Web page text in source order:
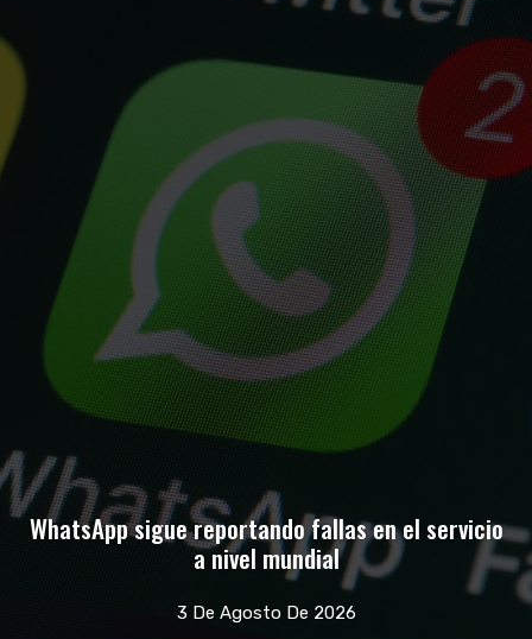
WhatsApp sigue reportando fallas en el servicio
a nivel mundial
3 De Agosto De 2026